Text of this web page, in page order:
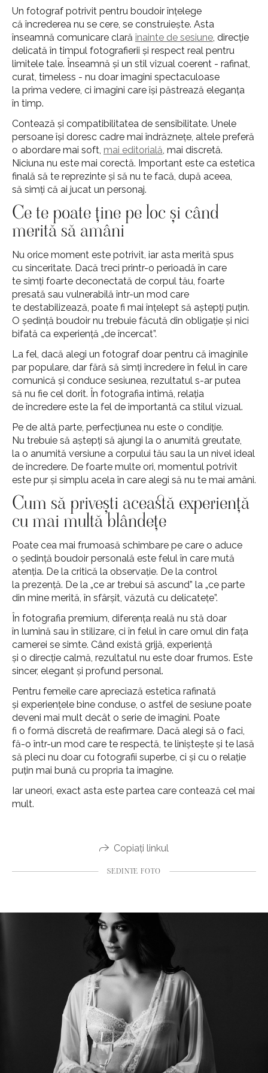
Un fotograf potrivit pentru boudoir înțelege
că încrederea nu se cere, se construiește. Asta
înseamnă comunicare clarăînainte de sesiune, direcție
delicată în timpul fotografierii și respect real pentru
limitele tale. Înseamnă și un stil vizual coerent - rafinat,
curat, timeless - nu doar imagini spectaculoase
la prima vedere, ci imagini care își păstrează eleganța
în timp.
Contează și compatibilitatea de sensibilitate. Unele
persoane își doresc cadre mai îndrăznețe, altele preferă
o abordare mai soft, mai editorială, mai discretă.
Niciuna nu este mai corectă. Important este ca estetica
finală să te reprezinte și să nu te facă, după aceea,
să simți că ai jucat un personaj.
Ce te poate ține pe loc și când
merită să amâni
Nu orice moment este potrivit, iar asta merită spus
cu sinceritate. Dacă treci printr-o perioadă în care
te simți foarte deconectată de corpul tău, foarte
presată sau vulnerabilă într-un mod care
te destabilizează, poate fi mai înțelept să aștepți puțin.
O ședință boudoir nu trebuie făcută din obligație și nici
bifată ca experiență „de încercat”.
La fel, dacă alegi un fotograf doar pentru că imaginile
par populare, dar fără să simți încredere în felul în care
comunică și conduce sesiunea, rezultatul s-ar putea
să nu fie cel dorit. În fotografia intimă, relația
de încredere este la fel de importantă ca stilul vizual.
Pe de altă parte, perfecțiunea nu este o condiție.
Nu trebuie să aștepți să ajungi la o anumită greutate,
la o anumită versiune a corpului tău sau la un nivel ideal
de încredere. De foarte multe ori, momentul potrivit
este pur și simplu acela în care alegi să nu te mai amâni.
Cum să privești această experiență
cu mai multă blândețe
Poate cea mai frumoasă schimbare pe care o aduce
o ședință boudoir personală este felul în care mută
atenția. De la critică la observație. De la control
la prezență. De la „ce ar trebui să ascund” la „ce parte
din mine merită, în sfârșit, văzută cu delicatețe”.
În fotografia premium, diferența reală nu stă doar
în lumină sau în stilizare, ci în felul în care omul din fața
camerei se simte. Când există grijă, experiență
și o direcție calmă, rezultatul nu este doar frumos. Este
sincer, elegant și profund personal.
Pentru femeile care apreciază estetica rafinată
și experiențele bine conduse, o astfel de sesiune poate
deveni mai mult decât o serie de imagini. Poate
fi o formă discretă de reafirmare. Dacă alegi să o faci,
fă-o într-un mod care te respectă, te liniștește și te lasă
să pleci nu doar cu fotografii superbe, ci și cu o relație
puțin mai bună cu propria ta imagine.
Iar uneori, exact asta este partea care contează cel mai
mult.
Copiați linkul
SEDINTE FOTO